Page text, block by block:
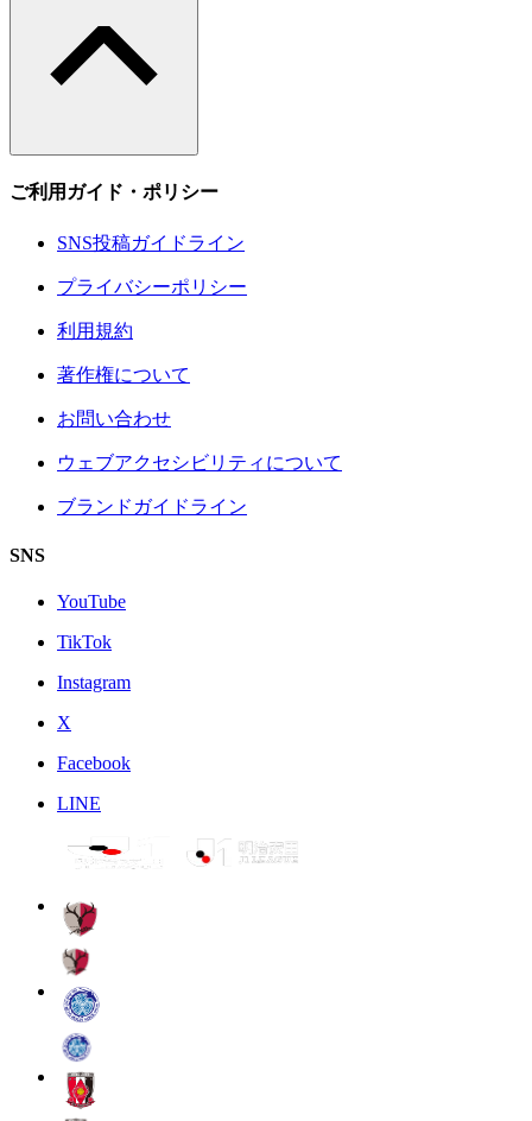
ご利用ガイド・ポリシー
SNS投稿ガイドライン
プライバシーポリシー
利用規約
著作権について
お問い合わせ
ウェブアクセシビリティについて
ブランドガイドライン
SNS
YouTube
TikTok
Instagram
X
Facebook
LINE